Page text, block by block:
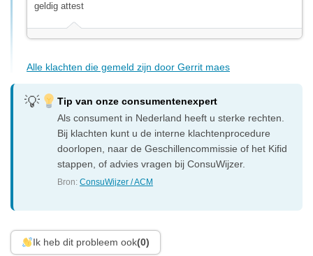
geldig attest
Alle klachten die gemeld zijn door Gerrit maes
Tip van onze consumentenexpert
Als consument in Nederland heeft u sterke rechten.
Bij klachten kunt u de interne klachtenprocedure
doorlopen, naar de Geschillencommissie of het Kifid
stappen, of advies vragen bij ConsuWijzer.
Bron:ConsuWijzer / ACM
Ik heb dit probleem ook(0)